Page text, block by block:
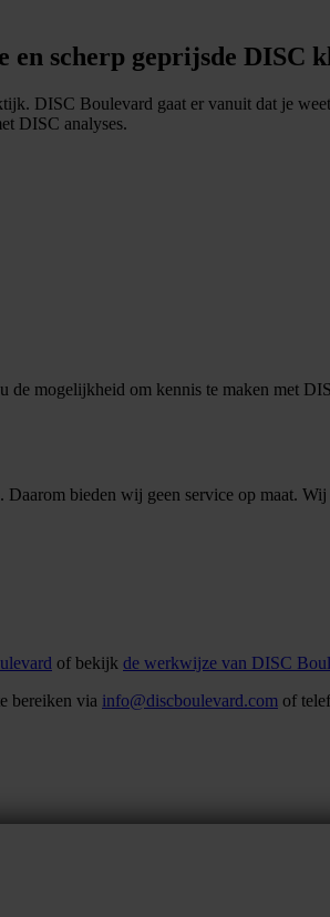
scherp geprijsde DISC
DISC Boulevard gaat er vanuit dat je
DISC analyses.
de mogelijkheid om kennis te maken met
bieden wij geen service op maat.
of bekijk de werkwijze van DISC
bereiken via info@discboulevard.com of